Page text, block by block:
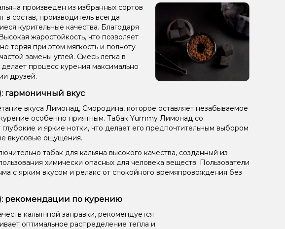
произведен из избранных сортов
состав, производитель всегда
курительные качества. Благодаря
жаростойкость, что позволяет
теряя при этом мягкость и полноту
замены углей. Смесь легка в
процесс курения максимально
друзей.
гармоничный вкус
вкуса Лимонад, Смородина, которое оставляет незабываемое
особенно приятным. Табак Yummy Лимонад со
и яркие нотки, что делает его предпочтительным выбором
вкусовые ощущения.
табак для кальяна высокого качества, созданный из
химически опасных для человека веществ. Пользователи
с ярким вкусом и релакс от спокойного времяпровождения без
рекомендации по курению
кальянной заправки, рекомендуется
оптимальное распределение тепла и